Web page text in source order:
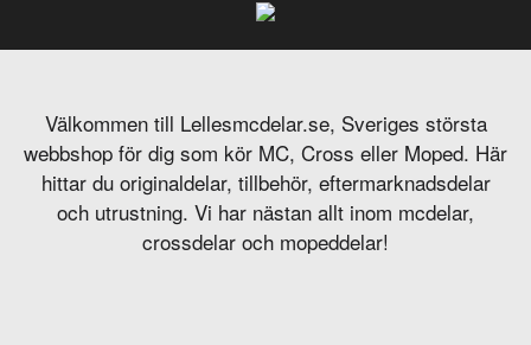
Välkommen till Lellesmcdelar.se, Sveriges största
webbshop för dig som kör MC, Cross eller Moped. Här
hittar du originaldelar, tillbehör, eftermarknadsdelar
och utrustning. Vi har nästan allt inom mcdelar,
crossdelar och mopeddelar!